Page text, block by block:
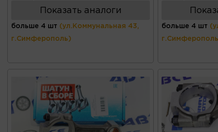
Показать аналоги
больше 4 шт (ул.Коммунальная 43,
г.Симферополь)
больше 4 шт